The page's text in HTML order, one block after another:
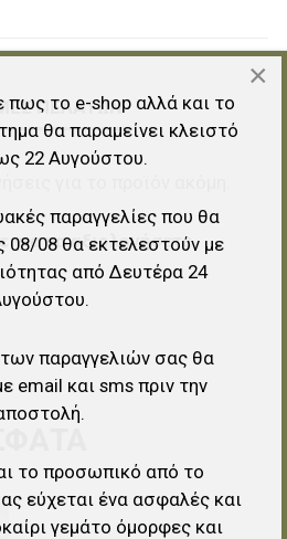
ΠΕΛΑΤΏΝ
για να αξιολογήσετε.
Προσθήκη στα αγαπημένα
×
πως το e-shop αλλά και το
θα παραμείνει κλειστό
22 Αυγούστου.
παραγγελίες που θα
08/08 θα εκτελεστούν με
από Δευτέρα 24
των παραγγελιών σας θα
email και sms πριν την
το προσωπικό από το
εύχεται ένα ασφαλές και
γεμάτο όμορφες και